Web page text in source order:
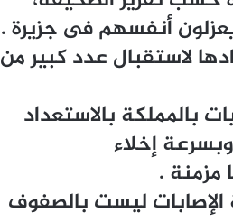
ﺃﻧﻔﺴﻬﻢ ﻓﻰ ﺟﺰﻳﺮﺓ .
ﻻﺳﺘﻘﺒﺎﻝ ﻋﺪﺩ ﻛﺒﻴﺮ ﻣﻦ
ﺑﺎﻟﻤﻤﻠﻜﺔ ﺑﺎﻻﺳﺘﻌﺪﺍﺩ
ﻭﺑﺴﺮﻋﺔ ﺇﺧﻼﺀ
ﻣﺰﻣﻨﺔ .
ﺍﻹﺻﺎﺑﺎﺕ ﻟﻴﺴﺖ ﺑﺎﻟﺼﻔﻮﻑ